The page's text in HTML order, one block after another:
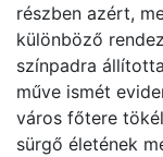
részben azért,
különböző
színpadra
műve ismét
város főtere
sürgő életének